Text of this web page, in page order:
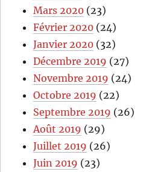
Mars 2020 (23)
Février 2020 (24)
Janvier 2020 (32)
Décembre 2019 (27)
Novembre 2019 (24)
Octobre 2019 (22)
Septembre 2019 (26)
Août 2019 (29)
Juillet 2019 (26)
Juin 2019 (23)